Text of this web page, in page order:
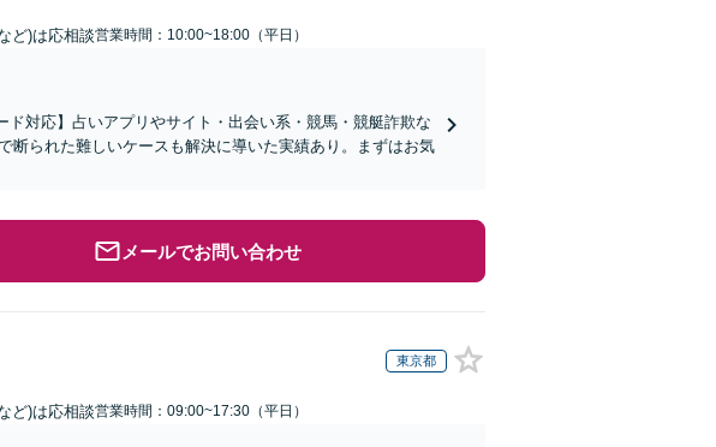
ど)は応相談営業時間：10:00~18:00（平日）
対応】占いアプリやサイト・出会い系・競馬・競艇詐欺な
断られた難しいケースも解決に導いた実績あり。まずはお気
メールでお問い合わせ
東京都
ど)は応相談営業時間：09:00~17:30（平日）